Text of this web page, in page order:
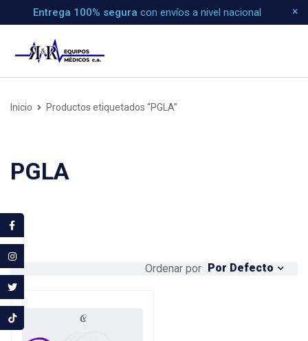
Entrega 100% segura con envíos a nivel nacional
Inicio Productos etiquetados “PGLA”
PGLA
Ordenar por Por Defecto